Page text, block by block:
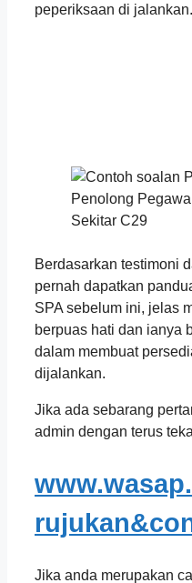
peperiksaan di jalankan.
Berdasarkan testimoni
pernah dapatkan
SPA sebelum ini, jelas
berpuas hati dan ianya
dalam membuat
dijalankan.
Jika ada sebarang
admin dengan terus
Jika anda merupakan